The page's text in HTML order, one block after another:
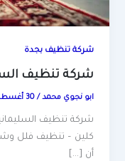
شركة تنظيف بجدة
شركة تنظيف
ابو نجوي محمد/30 أغسطس، 2025
شركة تنظيف
كلين – تنظيف فلل
أن […]